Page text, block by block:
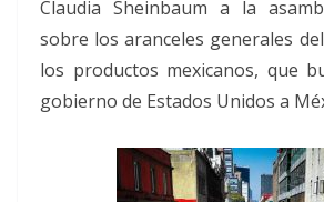
Claudia Sheinbaum a la
sobre los aranceles generales
los productos mexicanos, que
gobierno de Estados Unidos a